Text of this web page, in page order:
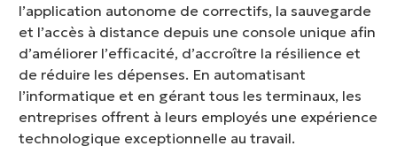
l’application autonome de correctifs, la sauvegarde
et l’accès à distance depuis une console unique afin
d’améliorer l’efficacité, d’accroître la résilience et
de réduire les dépenses. En automatisant
l’informatique et en gérant tous les terminaux, les
entreprises offrent à leurs employés une expérience
technologique exceptionnelle au travail.